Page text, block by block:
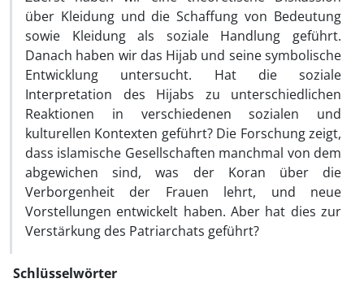
über Kleidung und die Schaffung von Bedeutung
sowie Kleidung als soziale Handlung geführt.
Danach haben wir das Hijab und seine symbolische
Entwicklung untersucht. Hat die soziale
Interpretation des Hijabs zu unterschiedlichen
Reaktionen in verschiedenen sozialen und
kulturellen Kontexten geführt? Die Forschung zeigt,
dass islamische Gesellschaften manchmal von dem
abgewichen sind, was der Koran über die
Verborgenheit der Frauen lehrt, und neue
Vorstellungen entwickelt haben. Aber hat dies zur
Verstärkung des Patriarchats geführt?
Schlüsselwörter